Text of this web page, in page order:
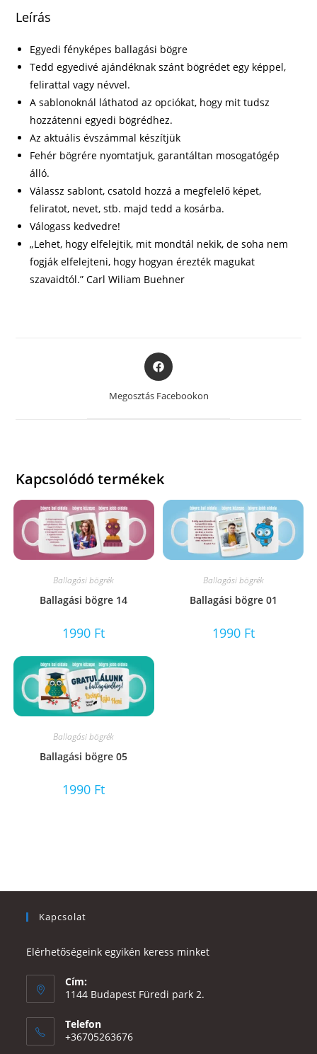
Leírás
Egyedi fényképes ballagási bögre
Tedd egyedivé ajándéknak szánt bögrédet egy képpel,
felirattal vagy névvel.
A sablonoknál láthatod az opciókat, hogy mit tudsz
hozzátenni egyedi bögrédhez.
Az aktuális évszámmal készítjük
Fehér bögrére nyomtatjuk, garantáltan mosogatógép
álló.
Válassz sablont, csatold hozzá a megfelelő képet,
feliratot, nevet, stb. majd tedd a kosárba.
Válogass kedvedre!
„Lehet, hogy elfelejtik, mit mondtál nekik, de soha nem
fogják elfelejteni, hogy hogyan érezték magukat
szavaidtól.” Carl Wiliam Buehner
Opens
in
new
Megosztás Facebookon
Kapcsolódó termékek
Ballagási bögrék
Ballagási bögre 14
1990 Ft
Ballagási bögrék
Ballagási bögre 01
1990 Ft
Ballagási bögrék
Ballagási bögre 05
1990 Ft
Kapcsolat
Elérhetőségeink egyikén keress minket
Cím:
1144 Budapest Füredi park 2.
Telefon
+36705263676